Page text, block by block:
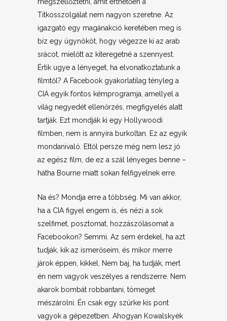
megszellőztetni, amit érthetően a
Titkosszolgálat nem nagyon szeretne. Az
igazgató egy magánakció keretében meg is
bíz egy ügynököt, hogy végezze ki az arab
srácot, mielőtt az kiteregetné a szennyest.
Értik ugye a lényeget, ha elvonatkoztatunk a
filmtől? A Facebook gyakorlatilag tényleg a
CIA egyik fontos kémprogramja, amellyel a
világ negyedét ellenőrzés, megfigyelés alatt
tartják. Ezt mondják ki egy Hollywoodi
filmben, nem is annyira burkoltan. Ez az egyik
mondanivaló. Ettől persze még nem lesz jó
az egész film, de ez a szál lényeges benne –
hátha Bourne miatt sokan felfigyelnek erre.
Na és? Mondja erre a többség. Mi van akkor,
ha a CIA figyel engem is, és nézi a sok
szelfimet, posztomat, hozzászólásomat a
Facebookon? Semmi. Az sem érdekel, ha azt
tudják, kik az ismerőseim, és mikor merre
járok éppen, kikkel. Nem baj, ha tudják, mert
én nem vagyok veszélyes a rendszerre. Nem
akarok bombát robbantani, tömeget
mészárolni. Én csak egy szürke kis pont
vagyok a gépezetben. Ahogyan Kowalskyék